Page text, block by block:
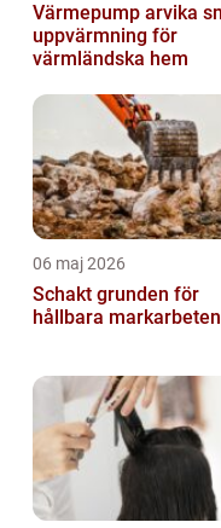
Värmepump arvika smart
uppvärmning för
värmländska hem
06 maj 2026
Schakt grunden för
hållbara markarbeten